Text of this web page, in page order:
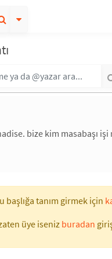
bize kim masabaşı
başlığa tanım girmek için
üye isenizburadan